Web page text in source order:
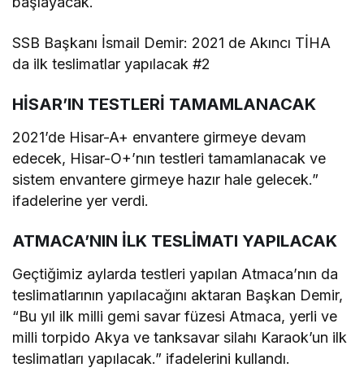
SSB Başkanı İsmail Demir: 2021 de Akıncı TİHA
da ilk teslimatlar yapılacak #2
HİSAR’IN TESTLERİ TAMAMLANACAK
2021’de Hisar-A+ envantere girmeye devam
edecek, Hisar-O+’nın testleri tamamlanacak ve
sistem envantere girmeye hazır hale gelecek.”
ifadelerine yer verdi.
ATMACA’NIN İLK TESLİMATI YAPILACAK
Geçtiğimiz aylarda testleri yapılan Atmaca’nın da
teslimatlarının yapılacağını aktaran Başkan Demir,
“Bu yıl ilk milli gemi savar füzesi Atmaca, yerli ve
milli torpido Akya ve tanksavar silahı Karaok’un ilk
teslimatları yapılacak.” ifadelerini kullandı.